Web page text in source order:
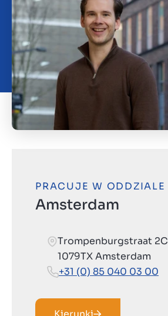
O nas
Kontakt
PL
PRACUJE W ODDZIALE
Amsterdam
Trompenburgstraat 2C
1079TX Amsterdam
+31 (0) 85 040 03 00